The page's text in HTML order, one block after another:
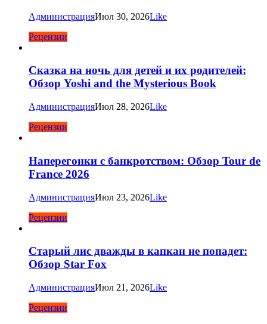
АдминистрацияИюл 30, 2026Like
Рецензии
Сказка на ночь для детей и их родителей:
Обзор Yoshi and the Mysterious Book
АдминистрацияИюл 28, 2026Like
Рецензии
Наперегонки с банкротством: Обзор Tour de
France 2026
АдминистрацияИюл 23, 2026Like
Рецензии
Старый лис дважды в капкан не попадет:
Обзор Star Fox
АдминистрацияИюл 21, 2026Like
Рецензии